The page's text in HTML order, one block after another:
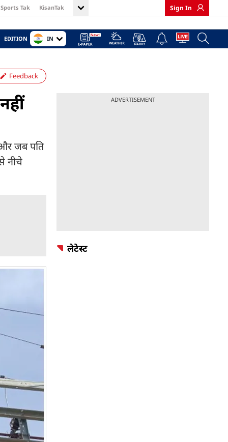
Sports Tak KisanTak Sign In
EDITION IN
Feedback
जब पति
नीचे
ADVERTISEMENT
लेटेस्ट